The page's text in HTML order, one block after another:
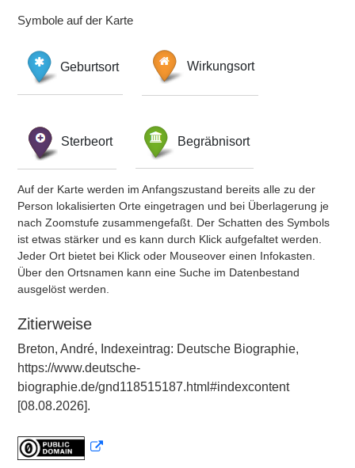
Symbole auf der Karte
Geburtsort Wirkungsort
Sterbeort Begräbnisort
Auf der Karte werden im Anfangszustand bereits alle zu der
Person lokalisierten Orte eingetragen und bei Überlagerung je
nach Zoomstufe zusammengefaßt. Der Schatten des Symbols
ist etwas stärker und es kann durch Klick aufgefaltet werden.
Jeder Ort bietet bei Klick oder Mouseover einen Infokasten.
Über den Ortsnamen kann eine Suche im Datenbestand
ausgelöst werden.
Zitierweise
Breton, André, Indexeintrag: Deutsche Biographie,
https://www.deutsche-
biographie.de/gnd118515187.html#indexcontent
[08.08.2026].